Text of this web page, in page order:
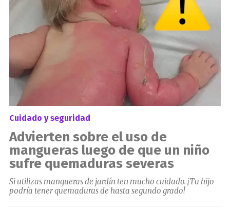
Cuidado y seguridad
Advierten sobre el uso de
mangueras luego de que un niño
sufre quemaduras severas
Si utilizas mangueras de jardín ten mucho cuidado. ¡Tu hijo
podría tener quemaduras de hasta segundo grado!